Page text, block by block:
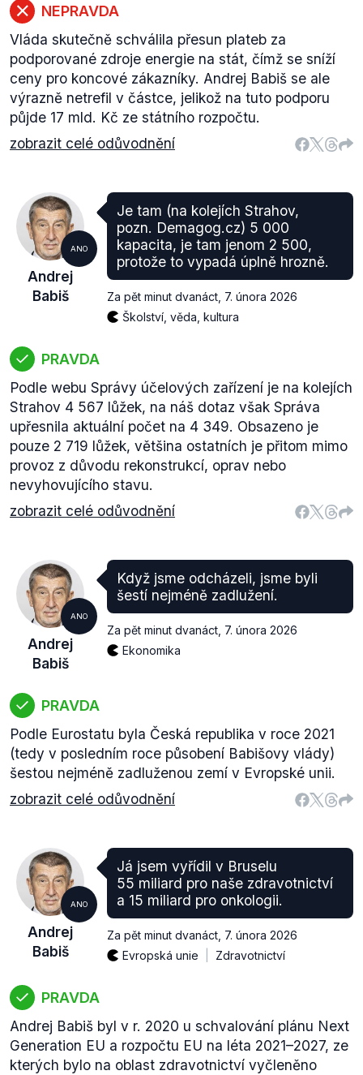
NEPRAVDA
Vláda skutečně schválila přesun plateb za
podporované zdroje energie na stát, čímž se sníží
ceny pro koncové zákazníky. Andrej Babiš se ale
výrazně netrefil v částce, jelikož na tuto podporu
půjde 17 mld. Kč ze státního rozpočtu.
zobrazit celé odůvodnění
ANO
Andrej
Babiš
Je tam (na kolejích Strahov,
pozn. Demagog.cz) 5 000
kapacita, je tam jenom 2 500,
protože to vypadá úplně hrozně.
Za pět minut dvanáct 7. února 2026
Školství, věda, kultura
PRAVDA
Podle webu Správy účelových zařízení je na kolejích
Strahov 4 567 lůžek, na náš dotaz však Správa
upřesnila aktuální počet na 4 349. Obsazeno je
pouze 2 719 lůžek, většina ostatních je přitom mimo
provoz z důvodu rekonstrukcí, oprav nebo
nevyhovujícího stavu.
zobrazit celé odůvodnění
ANO
Andrej
Babiš
Když jsme odcházeli, jsme byli
šestí nejméně zadlužení.
Za pět minut dvanáct 7. února 2026
Ekonomika
PRAVDA
Podle Eurostatu byla Česká republika v roce 2021
(tedy v posledním roce působení Babišovy vlády)
šestou nejméně zadluženou zemí v Evropské unii.
zobrazit celé odůvodnění
ANO
Andrej
Babiš
Já jsem vyřídil v Bruselu
55 miliard pro naše zdravotnictví
a 15 miliard pro onkologii.
Za pět minut dvanáct 7. února 2026
Evropská unie
Zdravotnictví
PRAVDA
Andrej Babiš byl v r. 2020 u schvalování plánu Next
Generation EU a rozpočtu EU na léta 2021–2027, ze
kterých bylo na oblast zdravotnictví vyčleněno